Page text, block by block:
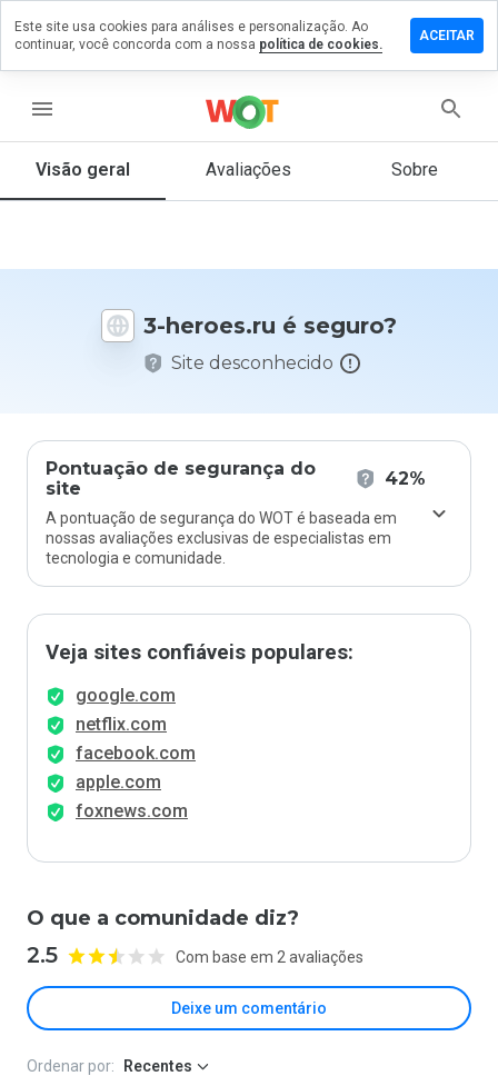
menu
Visão geral Avaliações Sobre
3-heroes.ru é seguro?
Site desconhecido
Pontuação de segurança do
site
42%
A pontuação de segurança do WOT é baseada em
nossas avaliações exclusivas de especialistas em
tecnologia e comunidade.
Veja sites confiáveis populares:
google.com
netflix.com
facebook.com
apple.com
foxnews.com
O que a comunidade diz?
2.5 Com base em 2 avaliações
Deixe um comentário
um
3-
que
Ordenar por: Recentes
Este site usa cookies para análises e personalização. Ao
continuar, você concorda com a nossa política de cookies.
ACEITAR